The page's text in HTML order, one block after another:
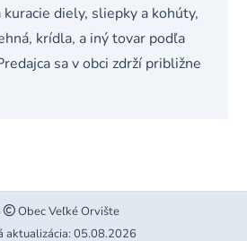
diely, sliepky a kohúty,
krídla, a iný tovar podľa
sa v obci zdrží približne
Obec Veľké Orvište
aktualizácia: 05.08.2026